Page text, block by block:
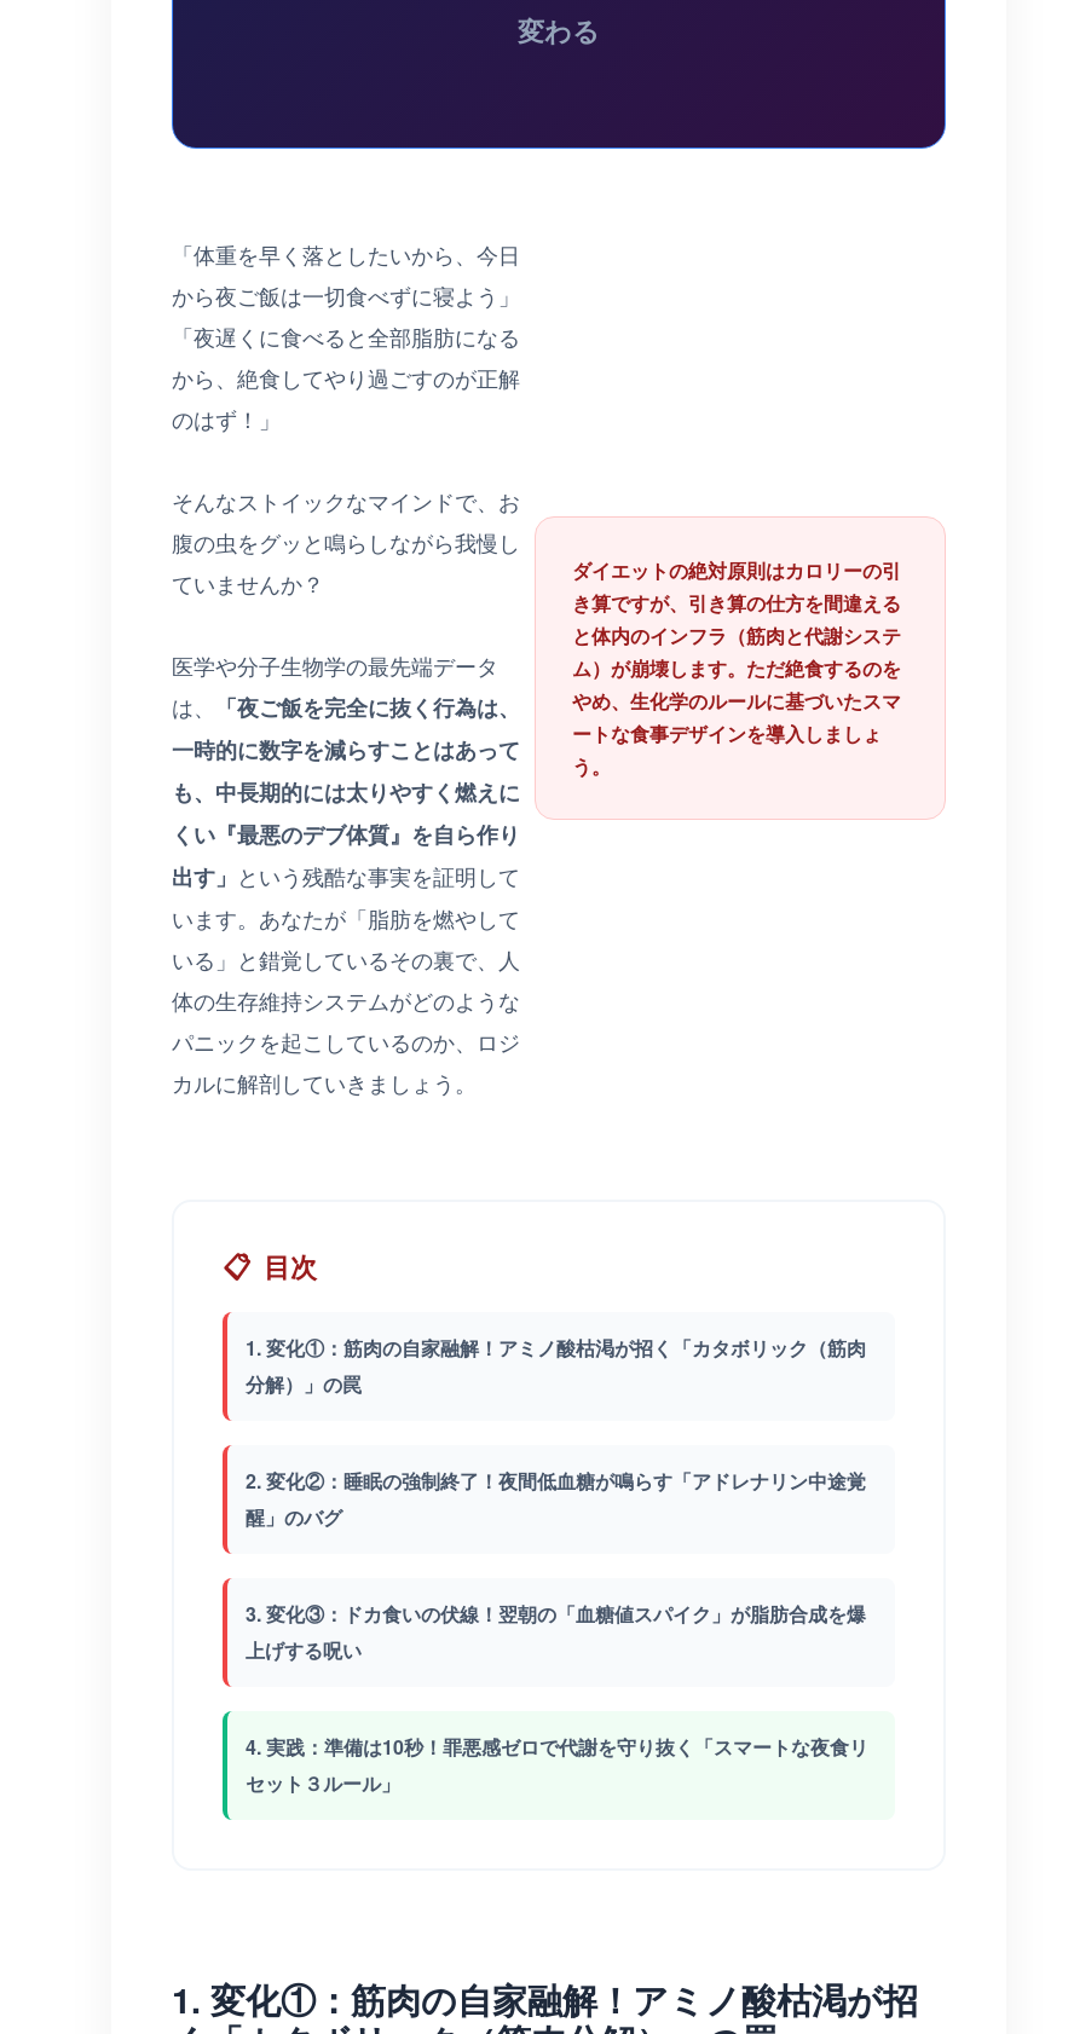
変わる
「体重を早く落としたいから、今日
から夜ご飯は一切食べずに寝よう」
「夜遅くに食べると全部脂肪になる
から、絶食してやり過ごすのが正解
のはず！」
そんなストイックなマインドで、お
腹の虫をグッと鳴らしながら我慢し
ていませんか？
医学や分子生物学の最先端データ
は、
「夜ご飯を完全に抜く行為は、
一時的に数字を減らすことはあって
も、中長期的には太りやすく燃えに
くい『最悪のデブ体質』を自ら作り
出す」 という残酷な事実を証明して
います。あなたが「脂肪を燃やして
いる」と錯覚しているその裏で、人
体の生存維持システムがどのような
パニックを起こしているのか、ロジ
カルに解剖していきましょう。
ダイエットの絶対原則はカロリーの引
き算ですが、引き算の仕方を間違える
と体内のインフラ（筋肉と代謝システ
ム）が崩壊します。ただ絶食するのを
やめ、生化学のルールに基づいたスマ
ートな食事デザインを導入しましょ
う。
📋 目次
1. 変化①：筋肉の自家融解！アミノ酸枯渇が招く「カタボリック（筋肉
分解）」の罠
2. 変化②：睡眠の強制終了！夜間低血糖が鳴らす「アドレナリン中途覚
醒」のバグ
3. 変化③：ドカ食いの伏線！翌朝の「血糖値スパイク」が脂肪合成を爆
上げする呪い
4. 実践：準備は10秒！罪悪感ゼロで代謝を守り抜く「スマートな夜食リ
セット３ルール」
1. 変化①：筋肉の自家融解！アミノ酸枯渇が招